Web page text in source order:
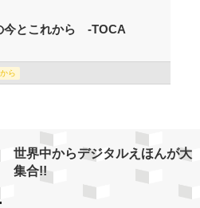
今とこれから -TOCA
ら
世界中からデジタルえほんが大
集合!!